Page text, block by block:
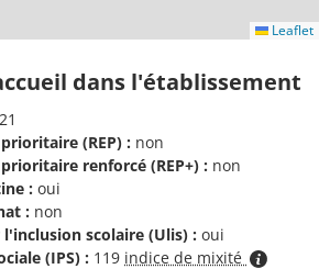
Leaflet
dans l'établissement
(REP) : non
renforcé (REP+) : non
: oui
: non
scolaire (Ulis) : oui
(IPS) : 119 indice de mixité